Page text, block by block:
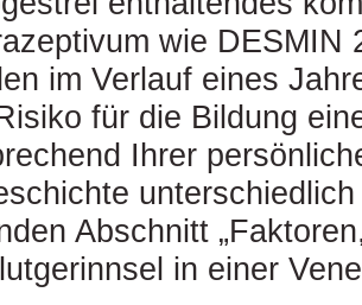
wie DESMIN
im Verlauf eines
für die Bildung
Ihrer
Abschnitt
in einer